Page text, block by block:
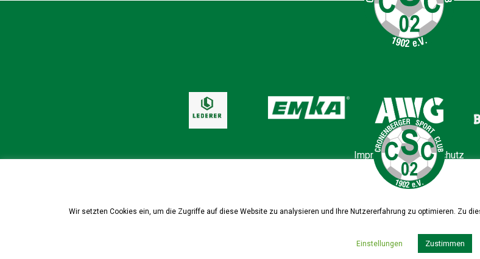
Impressum|Datenschutz
Wir setzten Cookies ein, um die Zugriffe auf diese Website zu analysieren und Ihre Nutzererfahrung zu optimieren. Zu
Einstellungen Zustimmen